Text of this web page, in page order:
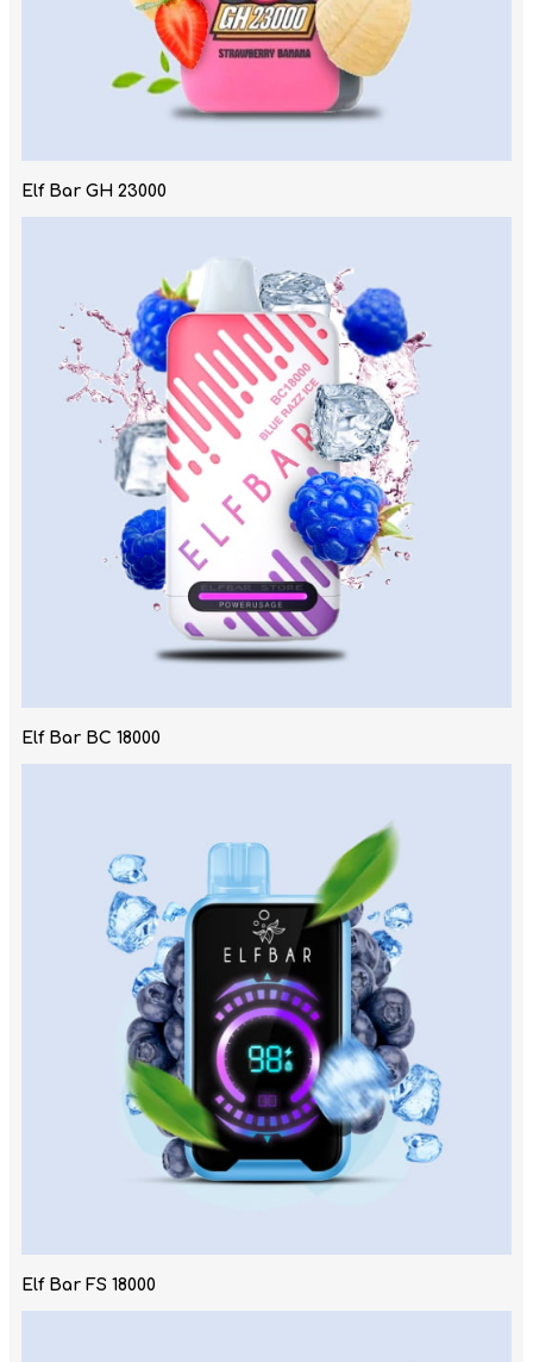
Elf Bar GH 23000
Elf Bar BC 18000
Elf Bar FS 18000